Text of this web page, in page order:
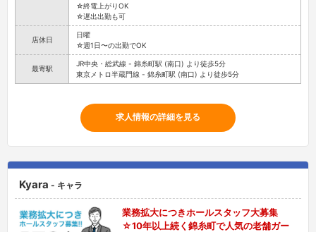
☆終電上がりOK
☆遅出出勤も可
店休日
日曜
☆週1日〜の出勤でOK
最寄駅
JR中央・総武線 - 錦糸町駅 (南口) より徒歩5分
東京メトロ半蔵門線 - 錦糸町駅 (南口) より徒歩5分
求人情報の詳細を見る
Kyara - キャラ
業務拡大につきホールスタッフ大募集
☆10年以上続く錦糸町で人気の老舗ガー